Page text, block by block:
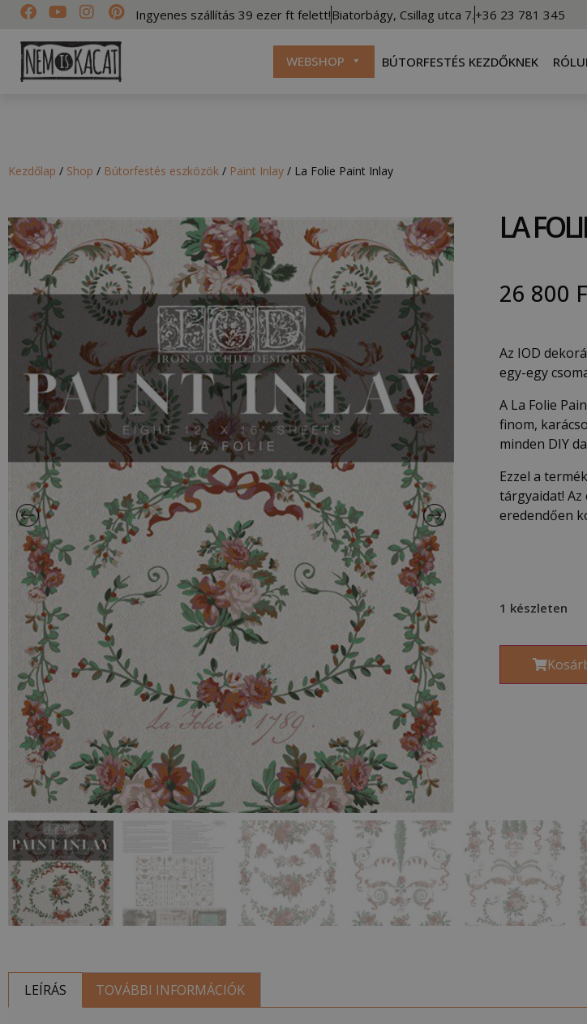
Ingyenes szállítás 39 ezer ft felett!Biatorbágy, Csillag utca 7.+36 23 781 345
WEBSHOP BÚTORFESTÉS KEZDŐKNEK
Kezdőlap / Shop / Bútorfestés eszközök / Paint Inlay / La Folie Paint Inlay
LA
26 800
Az IOD
egy-egy
A La Folie
finom,
minden DIY
Ezzel a
tárgyaidat!
eredendően
1 készleten
LEÍRÁS TOVÁBBI INFORMÁCIÓK